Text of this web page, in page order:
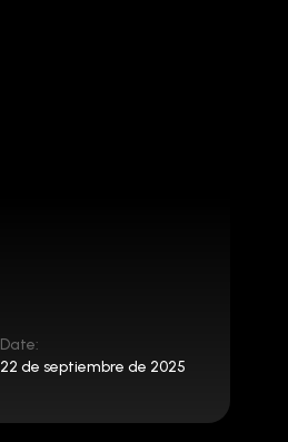
Date:
22 de septiembre de 2025